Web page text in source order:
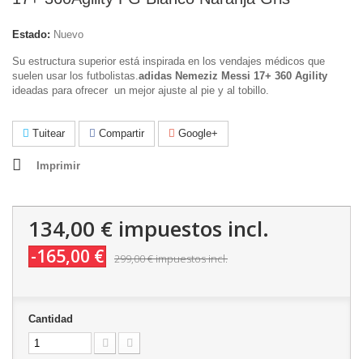
Estado: Nuevo
Su estructura superior está inspirada en los vendajes médicos que
suelen usar los futbolistas.adidas Nemeziz Messi 17+ 360 Agility
ideadas para ofrecer un mejor ajuste al pie y al tobillo.
Tuitear Compartir Google+
Imprimir
134,00 € impuestos incl.
-165,00 € 299,00 €impuestos incl.
Cantidad